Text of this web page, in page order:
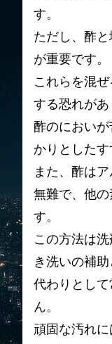
す。
ただし、酢
が重要です。
これらを混
する恐れがあ
酢のにおい
かりとしたす
また、酢は
無難で、他
す。
この方法は
き洗いの補
代わりとし
ん。
頑固な汚れ